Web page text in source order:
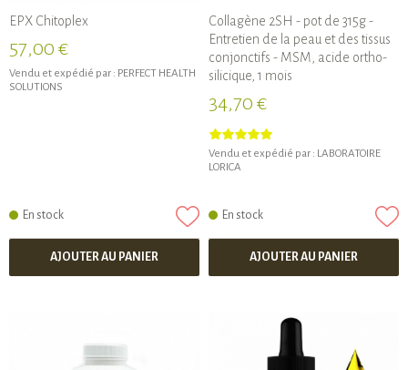
EPX Chitoplex
57,00 €
Vendu et expédié par : PERFECT HEALTH
SOLUTIONS
En stock
AJOUTER AU PANIER
Collagène 2SH - pot de 315g -
Entretien de la peau et des tissus
conjonctifs - MSM, acide ortho-
silicique, 1 mois
34,70 €
Vendu et expédié par : LABORATOIRE
LORICA
En stock
AJOUTER AU PANIER